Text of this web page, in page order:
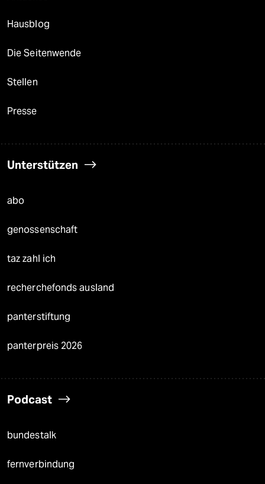
Hausblog
Die Seitenwende
Stellen
Presse
Unterstützen
abo
genossenschaft
taz zahl ich
recherchefonds ausland
panterstiftung
panterpreis 2026
Podcast
bundestalk
fernverbindung